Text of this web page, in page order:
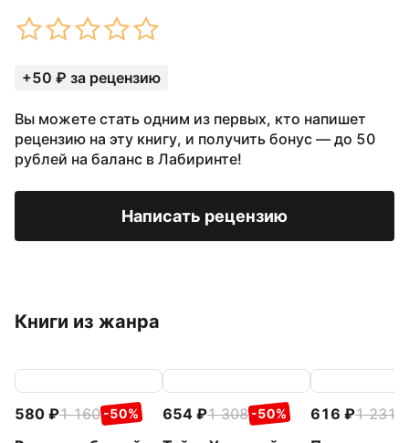
+50 ₽ за рецензию
Вы можете стать одним из первых, кто напишет
рецензию на эту книгу, и получить бонус — до 50
рублей на баланс в Лабиринте!
Написать рецензию
Книги из жанра
580 1 160 -50% 654 1 308 -50% 616 1 231